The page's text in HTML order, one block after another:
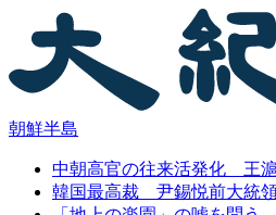
朝鮮半島
中朝高官の往来活発化 王
韓国最高裁 尹錫悦前大統